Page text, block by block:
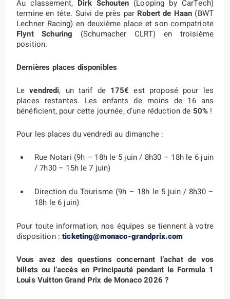
Au classement, Dirk Schouten (Looping by CarTech)
termine en tête. Suivi de près par Robert de Haan (BWT
Lechner Racing) en deuxième place et son compatriote
Flynt Schuring (Schumacher CLRT) en troisième
position.
Dernières places disponibles
Levendredi, un tarif de 175€ est proposé pour les
places restantes. Les enfants de moins de 16 ans
bénéficient, pour cette journée, d’une réduction de 50% !
Pour les places du vendredi au dimanche :
Rue Notari (9h – 18h le 5 juin / 8h30 – 18h le 6 juin
/ 7h30 – 15h le 7 juin)
Direction du Tourisme (9h – 18h le 5 juin / 8h30 –
18h le 6 juin)
Pour toute information, nos équipes se tiennent à votre
disposition :ticketing@monaco-grandprix.com
Vous avez des questions concernant l’achat de vos
billets ou l’accès en Principauté pendant le Formula 1
Louis Vuitton Grand Prix de Monaco 2026 ?